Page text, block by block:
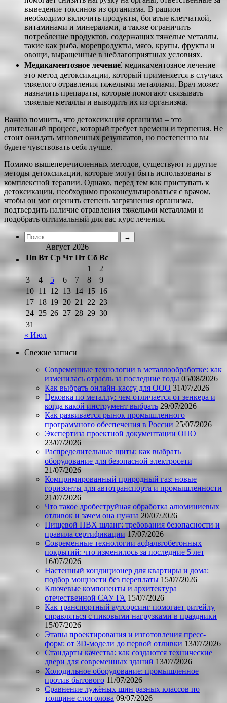
выведение токсинов из организма. В рацион
необходимо включить продукты, богатые клетчаткой,
витаминами и минералами, а также ограничить
потребление продуктов, содержащих тяжелые металлы,
такие как рыба, морепродукты, мясо, крупы, фрукты и
овощи, выращенные в неблагоприятных условиях.
Медикаментозное лечение⁚ медикаментозное лечение –
это метод детоксикации, который применяется в случаях
тяжелого отравления тяжелыми металлами. Врач может
назначить препараты, которые помогают связывать
тяжелые металлы и выводить их из организма.
Важно помнить, что детоксикация организма – это
длительный процесс, который требует времени и терпения. Не
стоит ожидать мгновенных результатов, но постепенно вы
будете чувствовать себя лучше.
Помимо вышеперечисленных методов, существуют и другие
методы детоксикации, которые могут быть использованы в
комплексной терапии. Однако, перед тем как приступать к
детоксикации, необходимо проконсультироваться с врачом,
чтобы он мог оценить степень загрязнения организма,
подтвердить наличие отравления тяжелыми металлами и
подобрать оптимальный для вас курс лечения.
Август 2026
Пн Вт Ср Чт Пт Сб Вс
1
2
3
4 5 6 7 8
9
10 11 12 13 14 15 16
17 18 19 20 21 22 23
24 25 26 27 28 29 30
31
« Июл
Свежие записи
Современные технологии в металлообработке: как
изменилась отрасль за последние годы 05/08/2026
Как выбрать онлайн-кассу для ООО 31/07/2026
Цековка по металлу: чем отличается от зенкера и
когда какой инструмент выбрать 29/07/2026
Как развивается рынок промышленного
программного обеспечения в России 25/07/2026
Экспертиза проектной документации ОПО
23/07/2026
Распределительные щиты: как выбрать
оборудование для безопасной электросети
21/07/2026
Компримированный природный газ: новые
горизонты для автотранспорта и промышленности
21/07/2026
Что такое дробеструйная обработка алюминиевых
отливок и зачем она нужна 20/07/2026
Пищевой ПВХ шланг: требования безопасности и
правила сертификации 17/07/2026
Современные технологии асфальтобетонных
покрытий: что изменилось за последние 5 лет
16/07/2026
Настенный кондиционер для квартиры и дома:
подбор мощности без переплаты 15/07/2026
Ключевые компоненты и архитектура
отечественной САУ ГА 15/07/2026
Как транспортный аутсорсинг помогает ритейлу
справляться с пиковыми нагрузками в праздники
15/07/2026
Этапы проектирования и изготовления пресс-
форм: от 3D-модели до первой отливки 13/07/2026
Стандарты качества: как создаются технические
двери для современных зданий 13/07/2026
Холодильное оборудование: промышленное
против бытового 11/07/2026
Сравнение лужёных шин разных классов по
толщине слоя олова 09/07/2026